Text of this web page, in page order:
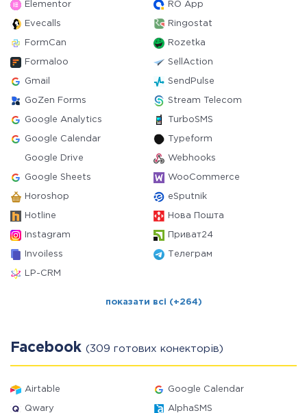
Elementor RO App
Evecalls Ringostat
FormCan Rozetka
Formaloo SellAction
Gmail SendPulse
GoZen Forms Stream Telecom
Google Analytics TurboSMS
Google Calendar Typeform
Google Drive Webhooks
Google Sheets WooCommerce
Horoshop eSputnik
Hotline Нова Пошта
Instagram Приват24
Invoiless Телеграм
LP-CRM
показати всі (+264)
Facebook (309 готових конекторів)
Airtable Google Calendar
Qwary AlphaSMS